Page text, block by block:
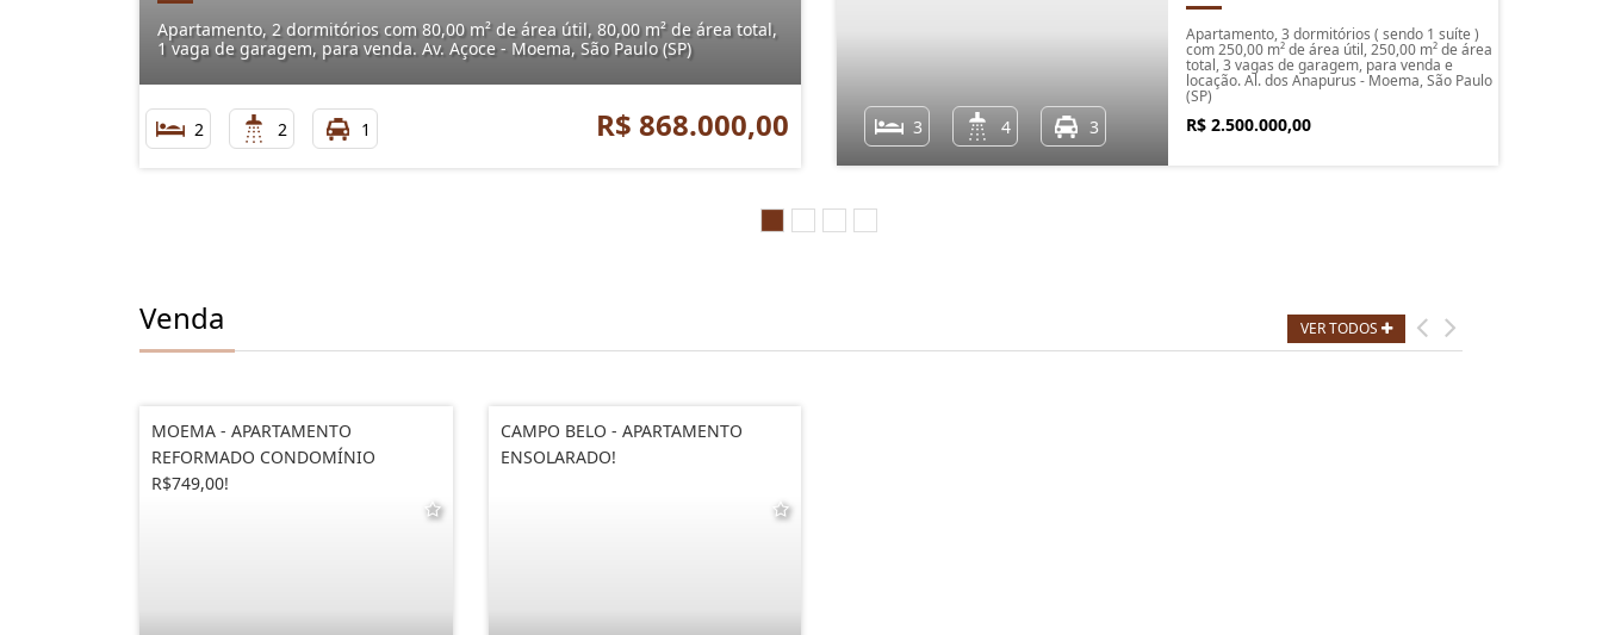
Apartamento, 2 dormitórios com 80,00 m² de área útil, 80,00 m² de área total,
1 vaga de garagem, para venda. Av. Açoce - Moema, São Paulo (SP)
2 2 1 R$ 868.000,00 3 4 3
Apartamento, 3 dormitórios ( sendo 1 suíte )
com 250,00 m² de área útil, 250,00 m² de área
total, 3 vagas de garagem, para venda e
locação. Al. dos Anapurus - Moema, São Paulo
(SP)
R$ 2.500.000,00
Venda VER TODOS
MOEMA - APARTAMENTO
REFORMADO CONDOMÍNIO
R$749,00!
CAMPO BELO - APARTAMENTO
ENSOLARADO!